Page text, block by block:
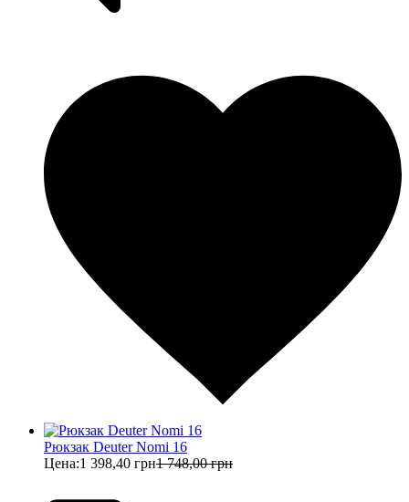
Рюкзак Deuter Nomi 16
Цена:1 398,40 грн1 748,00 грн